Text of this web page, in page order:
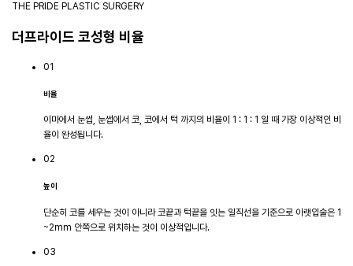
THE PRIDE PLASTIC SURGERY
더프라이드 코성형 비율
01
비율
이마에서 눈썹, 눈썹에서 코, 코에서 턱 까지의 비율이 1 : 1 : 1 일 때 가장 이상적인 비
율이 완성됩니다.
02
높이
단순히 코를 세우는 것이 아니라코끝과 턱끝을 잇는 일직선을 기준으로 아랫입술은 1
~2mm 안쪽으로 위치하는 것이 이상적입니다.
03